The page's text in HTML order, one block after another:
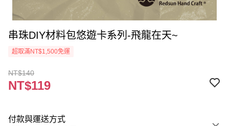
串珠DIY材料包悠遊卡系列-飛龍在天~
超取滿NT$1,500免運
NT$140
NT$119
付款與運送方式